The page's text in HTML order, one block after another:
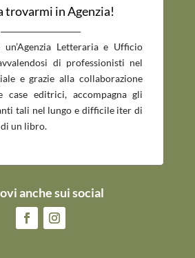
trovarmi in Agenzia!
un’Agenzia Letteraria e Ufficio
di professionisti nel
e grazie alla collaborazione
case editrici, accompagna gli
tali nel lungo e difficile iter di
un libro.
anche sui social